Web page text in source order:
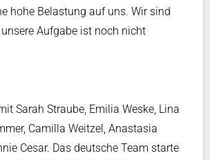
hohe Belastung auf uns. Wir sind
Aufgabe ist noch nicht
Sarah Straube, Emilia Weske, Lina
Camilla Weitzel, Anastasia
Cesar. Das deutsche Team starte